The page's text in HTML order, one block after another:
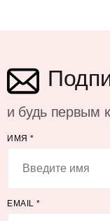
и будь первым
ИМЯ *
EMAIL *